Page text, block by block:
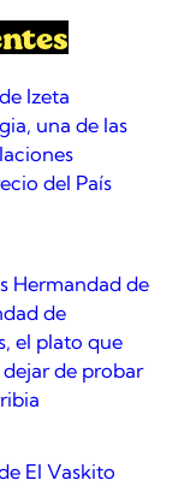
Izeta
una de las
del País
Hermandad de
de
el plato que
de probar
El Vaskito